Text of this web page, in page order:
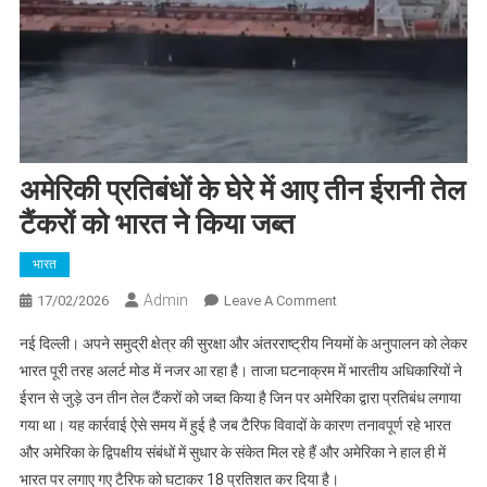
अमेरिकी प्रतिबंधों के घेरे में आए तीन ईरानी तेल
टैंकरों को भारत ने किया जब्त
भारत
17/02/2026 Admin Leave A CommentOn
प्रतिबंधों
के
घेरे
में
आए
तीन
नई दिल्ली। अपने समुद्री क्षेत्र की सुरक्षा और अंतरराष्ट्रीय नियमों के अनुपालन को लेकर
भारत पूरी तरह अलर्ट मोड में नजर आ रहा है। ताजा घटनाक्रम में भारतीय अधिकारियों ने
ईरान से जुड़े उन तीन तेल टैंकरों को जब्त किया है जिन पर अमेरिका द्वारा प्रतिबंध लगाया
गया था। यह कार्रवाई ऐसे समय में हुई है जब टैरिफ विवादों के कारण तनावपूर्ण रहे भारत
और अमेरिका के द्विपक्षीय संबंधों में सुधार के संकेत मिल रहे हैं और अमेरिका ने हाल ही में
भारत पर लगाए गए टैरिफ को घटाकर 18 प्रतिशत कर दिया है।